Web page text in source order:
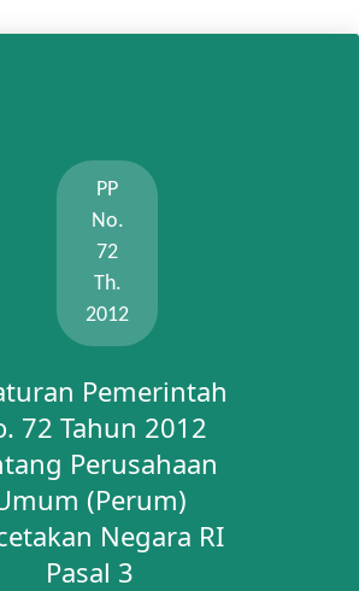
PP
No.
72
Th.
2012
Pemerintah
72 Tahun 2012
Perusahaan
(Perum)
Negara RI
Pasal 3